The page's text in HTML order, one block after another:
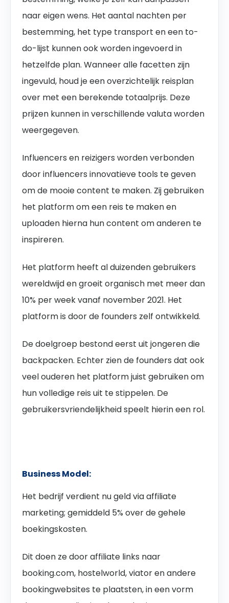
naar eigen wens. Het aantal nachten per
bestemming, het type transport en een to-
do-lijst kunnen ook worden ingevoerd in
hetzelfde plan. Wanneer alle facetten zijn
ingevuld, houd je een overzichtelijk reisplan
over met een berekende totaalprijs. Deze
prijzen kunnen in verschillende valuta worden
weergegeven.
Influencers en reizigers worden verbonden
door influencers innovatieve tools te geven
om de mooie content te maken. Zij gebruiken
het platform om een reis te maken en
uploaden hierna hun content om anderen te
inspireren.
Het platform heeft al duizenden gebruikers
wereldwijd en groeit organisch met meer dan
10% per week vanaf november 2021. Het
platform is door de founders zelf ontwikkeld.
De doelgroep bestond eerst uit jongeren die
backpacken. Echter zien de founders dat ook
veel ouderen het platform juist gebruiken om
hun volledige reis uit te stippelen. De
gebruikersvriendelijkheid speelt hierin een rol.
Business Model:
Het bedrijf verdient nu geld via affiliate
marketing; gemiddeld 5% over de gehele
boekingskosten.
Dit doen ze door affiliate links naar
booking.com, hostelworld, viator en andere
bookingwebsites te plaatsten, in een vorm